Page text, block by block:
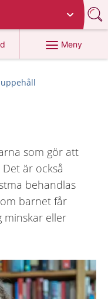
Meny
som gör att
är också
behandlas
barnet får
minskar eller